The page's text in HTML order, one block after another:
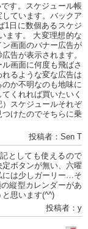
す。スケジュール帳
ています。バックア
1日に数個あるスケジ
ます。 大変理想的な
画面のバナー広告が
告が表示されます。
画面に何度も飛ばさ
るような変な広告は
か不明なのも地味に
くれれば買いたいく
スケジュールそれぞ
けたのでそちらに乗
投稿者：Sen T
としても使えるので
ボタンが無い、六曜
には少しガーリー…そ
縦型カレンダーがあ
思います(^^)
投稿者：y